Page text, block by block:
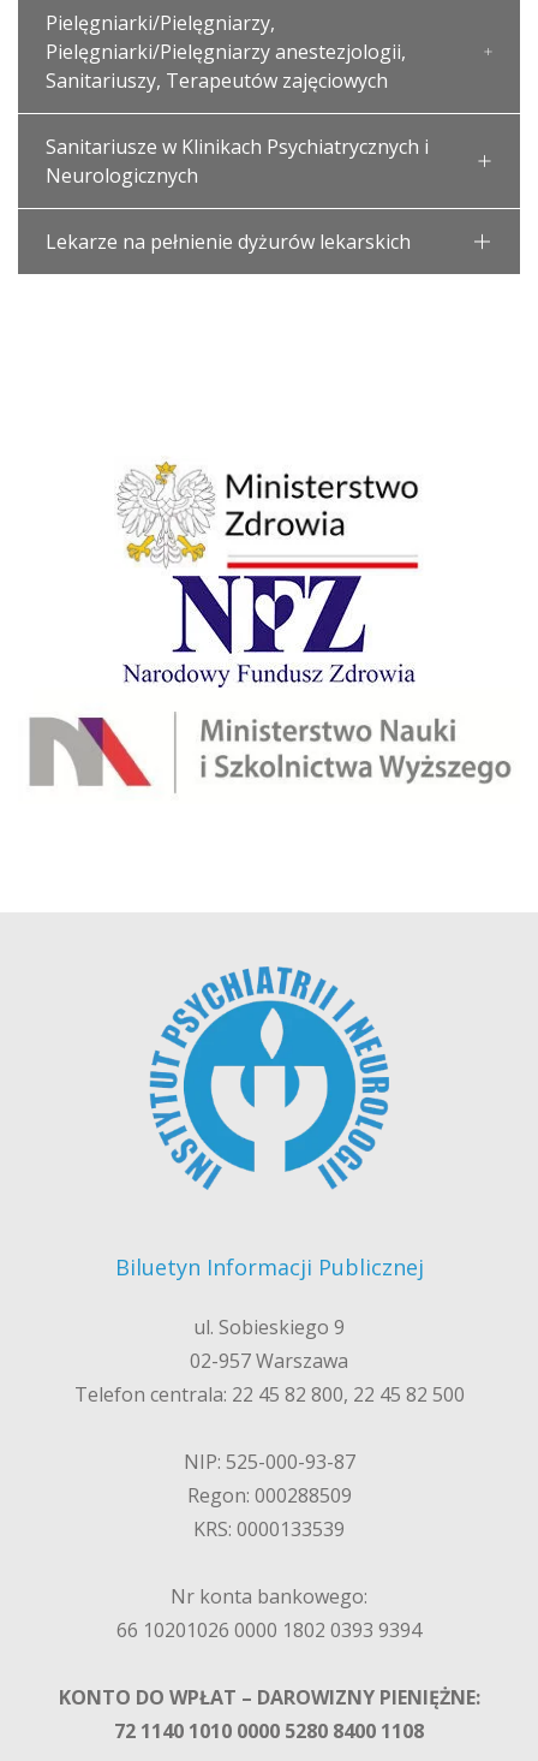
Pielęgniarki/Pielęgniarzy,
Pielęgniarki/Pielęgniarzy anestezjologii,
Sanitariuszy, Terapeutów zajęciowych
Sanitariusze w Klinikach Psychiatrycznych i
Neurologicznych
Lekarze na pełnienie dyżurów lekarskich
Biluetyn Informacji Publicznej
ul. Sobieskiego 9
02-957 Warszawa
Telefon centrala: 22 45 82 800, 22 45 82 500
NIP: 525-000-93-87
Regon: 000288509
KRS: 0000133539
Nr konta bankowego:
66 10201026 0000 1802 0393 9394
KONTO DO WPŁAT – DAROWIZNY PIENIĘŻNE:
72 1140 1010 0000 5280 8400 1108